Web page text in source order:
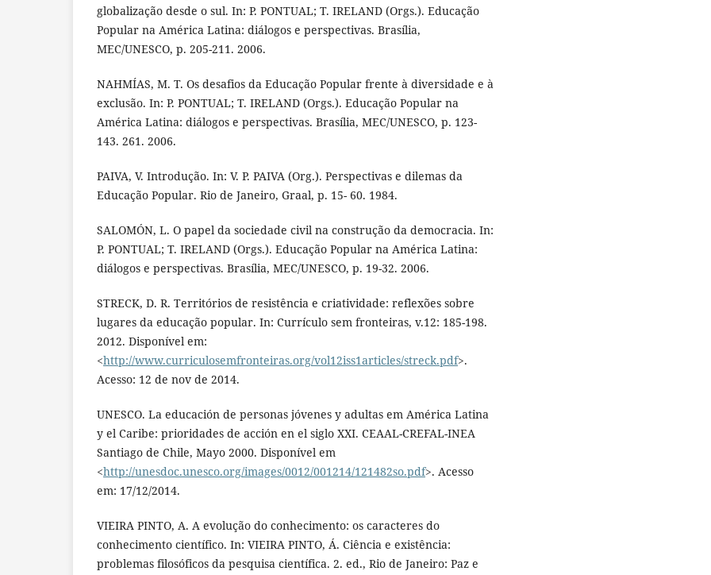
globalização desde o sul. In: P. PONTUAL; T. IRELAND (Orgs.). Educação
Popular na América Latina: diálogos e perspectivas. Brasília,
MEC/UNESCO, p. 205-211. 2006.
NAHMÍAS, M. T. Os desafios da Educação Popular frente à diversidade e à
exclusão. In: P. PONTUAL; T. IRELAND (Orgs.). Educação Popular na
América Latina: diálogos e perspectivas. Brasília, MEC/UNESCO, p. 123-
143. 261. 2006.
PAIVA, V. Introdução. In: V. P. PAIVA (Org.). Perspectivas e dilemas da
Educação Popular. Rio de Janeiro, Graal, p. 15- 60. 1984.
SALOMÓN, L. O papel da sociedade civil na construção da democracia. In:
P. PONTUAL; T. IRELAND (Orgs.). Educação Popular na América Latina:
diálogos e perspectivas. Brasília, MEC/UNESCO, p. 19-32. 2006.
STRECK, D. R. Territórios de resistência e criatividade: reflexões sobre
lugares da educação popular. In: Currículo sem fronteiras, v.12: 185-198.
2012. Disponível em:
<http://www.curriculosemfronteiras.org/vol12iss1articles/streck.pdf>.
Acesso: 12 de nov de 2014.
UNESCO. La educación de personas jóvenes y adultas em América Latina
y el Caribe: prioridades de acción en el siglo XXI. CEAAL-CREFAL-INEA
Santiago de Chile, Mayo 2000. Disponível em
<http://unesdoc.unesco.org/images/0012/001214/121482so.pdf>. Acesso
em: 17/12/2014.
VIEIRA PINTO, A. A evolução do conhecimento: os caracteres do
conhecimento científico. In: VIEIRA PINTO, Á. Ciência e existência:
problemas filosóficos da pesquisa científica. 2. ed., Rio de Janeiro: Paz e